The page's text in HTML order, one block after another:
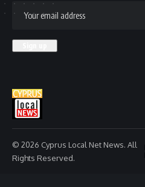
© 2026 Cyprus Local Net News. All
Rights Reserved.